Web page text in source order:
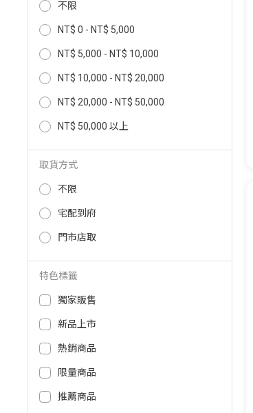
不限
NT$ 0 - NT$ 5,000
NT$ 5,000 - NT$ 10,000
NT$ 10,000 - NT$ 20,000
NT$ 20,000 - NT$ 50,000
NT$ 50,000 以上
取貨方式
不限
宅配到府
門市店取
特色標籤
獨家販售
新品上市
熱銷商品
限量商品
推薦商品